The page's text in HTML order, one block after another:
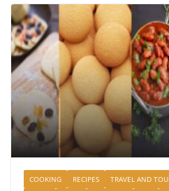
COOKING RECIPES TRAVEL AND